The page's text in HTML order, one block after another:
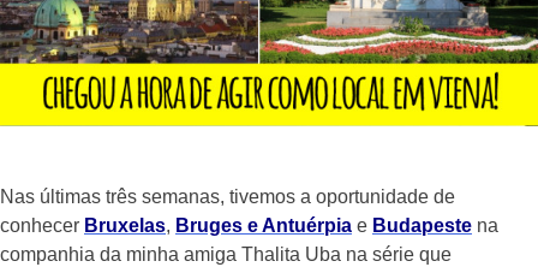
Nas últimas três semanas, tivemos a oportunidade de
conhecer Bruxelas, Bruges e Antuérpia e Budapeste na
companhia da minha amiga Thalita Uba na série que